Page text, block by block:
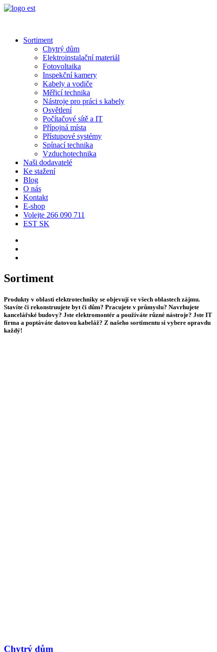
Sortiment
Chytrý dům
Elektroinstalační materiál
Fotovoltaika
Inspekční kamery
Kabely a vodiče
Měřicí technika
Nástroje pro práci s kabely
Osvětlení
Počítačové sítě a IT
Přípojná místa
Přístupové systémy
Spínací technika
Vzduchotechnika
Naši dodavatelé
Ke stažení
Blog
O nás
Kontakt
E-shop
Volejte 266 090 711
EST SK
Sortiment
Produkty v oblasti elektrotechniky se objevují ve všech oblastech zájmu.
Stavíte či rekonstruujete byt či dům? Pracujete v průmyslu? Navrhujete
kancelářské budovy? Jste elektromontér a používáte různé nástroje? Jste IT
firma a poptáváte datovou kabeláž? Z našeho sortimentu si vybere opravdu
každý!
Chytrý dům